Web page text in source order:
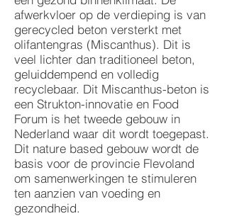
afwerkvloer op de verdieping is van
gerecycled beton versterkt met
olifantengras (Miscanthus). Dit is
veel lichter dan traditioneel beton,
geluiddempend en volledig
recyclebaar. Dit Miscanthus-beton is
een Strukton-innovatie en Food
Forum is het tweede gebouw in
Nederland waar dit wordt toegepast.
Dit nature based gebouw wordt de
basis voor de provincie Flevoland
om samenwerkingen te stimuleren
ten aanzien van voeding en
gezondheid.